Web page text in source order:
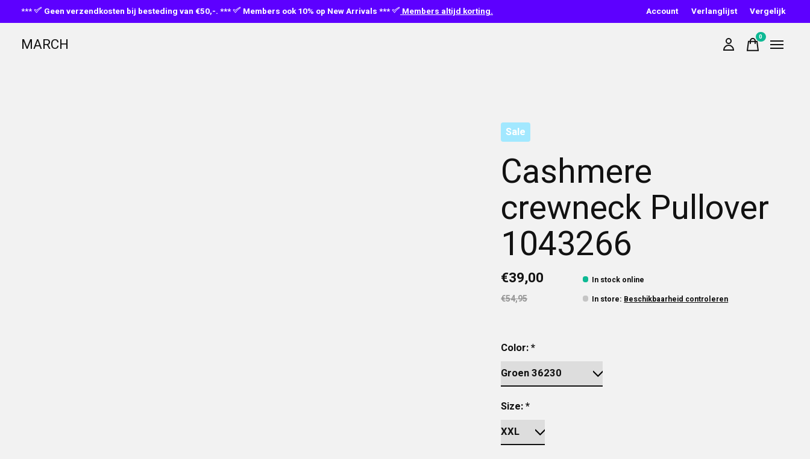
*** Geen verzendkosten bij besteding van €50,-. *** Members ook 10% op New Arrivals *** Members altijd korting. Account Verlanglijst Vergelijk
MARCH 0items
Sale
Cashmere
crewneck Pullover
1043266
€39,00
€54,95
In stock online
In store: Beschikbaarheid controleren
Color:*
Size:*